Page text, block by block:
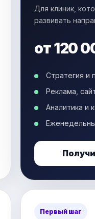
Для клиник,
развивать
от 120
Стратегия и
Реклама,
Аналитика и
Первый шаг